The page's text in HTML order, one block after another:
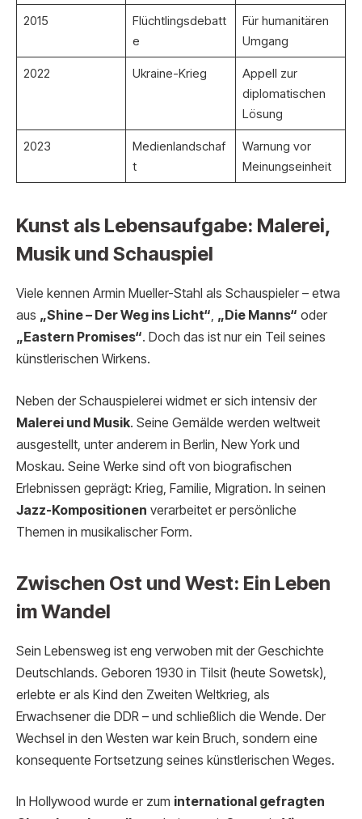
2015
Flüchtlingsdebatt
e
Für humanitären
Umgang
2022 Ukraine-Krieg
Appell zur
diplomatischen
Lösung
2023
Medienlandschaf
t
Warnung vor
Meinungseinheit
Kunst als Lebensaufgabe: Malerei,
Musik und Schauspiel
Viele kennen Armin Mueller-Stahl als Schauspieler – etwa
aus „Shine – Der Weg ins Licht“, „Die Manns“ oder
„Eastern Promises“. Doch das ist nur ein Teil seines
künstlerischen Wirkens.
Neben der Schauspielerei widmet er sich intensiv der
Malerei und Musik. Seine Gemälde werden weltweit
ausgestellt, unter anderem in Berlin, New York und
Moskau. Seine Werke sind oft von biografischen
Erlebnissen geprägt: Krieg, Familie, Migration. In seinen
Jazz-Kompositionen verarbeitet er persönliche
Themen in musikalischer Form.
Zwischen Ost und West: Ein Leben
im Wandel
Sein Lebensweg ist eng verwoben mit der Geschichte
Deutschlands. Geboren 1930 in Tilsit (heute Sowetsk),
erlebte er als Kind den Zweiten Weltkrieg, als
Erwachsener die DDR – und schließlich die Wende. Der
Wechsel in den Westen war kein Bruch, sondern eine
konsequente Fortsetzung seines künstlerischen Weges.
In Hollywood wurde er zum international gefragten